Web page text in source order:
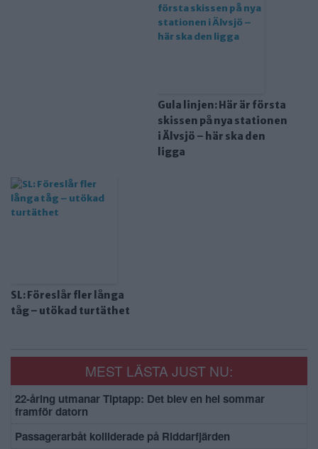
Gula linjen: Här är första
skissen på nya stationen
i Älvsjö – här ska den
ligga
SL: Föreslår fler långa
tåg – utökad turtäthet
MEST LÄSTA JUST NU:
22-åring utmanar Tiptapp: Det blev en hel sommar
framför datorn
Passagerarbåt kolliderade på Riddarfjärden